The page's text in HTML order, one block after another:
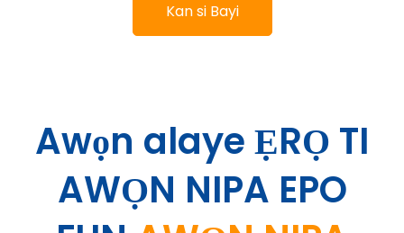
Kan si Bayi
Awọn alaye ẸRỌ TI
AWỌN NIPA EPO